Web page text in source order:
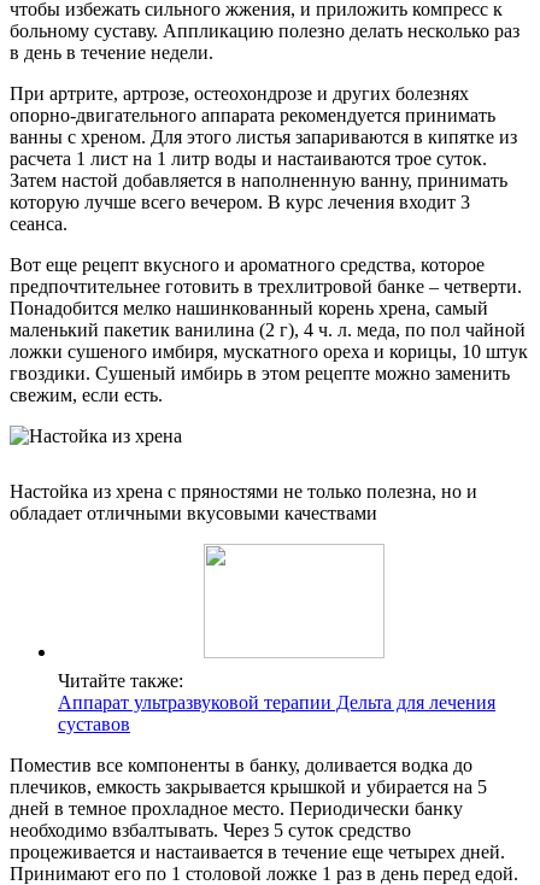
чтобы избежать сильного жжения, и приложить компресс к
больному суставу. Аппликацию полезно делать несколько раз
в день в течение недели.
При артрите, артрозе, остеохондрозе и других болезнях
опорно-двигательного аппарата рекомендуется принимать
ванны с хреном. Для этого листья запариваются в кипятке из
расчета 1 лист на 1 литр воды и настаиваются трое суток.
Затем настой добавляется в наполненную ванну, принимать
которую лучше всего вечером. В курс лечения входит 3
сеанса.
Вот еще рецепт вкусного и ароматного средства, которое
предпочтительнее готовить в трехлитровой банке – четверти.
Понадобится мелко нашинкованный корень хрена, самый
маленький пакетик ванилина (2 г), 4 ч. л. меда, по пол чайной
ложки сушеного имбиря, мускатного ореха и корицы, 10 штук
гвоздики. Сушеный имбирь в этом рецепте можно заменить
свежим, если есть.
Настойка из хрена с пряностями не только полезна, но и
обладает отличными вкусовыми качествами
Читайте также:
Аппарат ультразвуковой терапии Дельта для лечения
суставов
Поместив все компоненты в банку, доливается водка до
плечиков, емкость закрывается крышкой и убирается на 5
дней в темное прохладное место. Периодически банку
необходимо взбалтывать. Через 5 суток средство
процеживается и настаивается в течение еще четырех дней.
Принимают его по 1 столовой ложке 1 раз в день перед едой.